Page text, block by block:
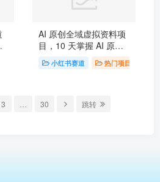
AI 原创全域虚拟资料项
目，10 天掌握 AI 原创
虚拟产品 + 笔记创作
小红书赛道 热门项目
3 30 跳转